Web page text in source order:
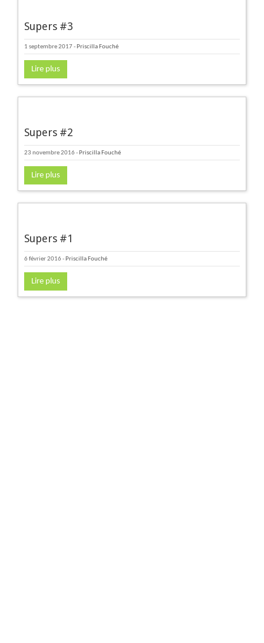
Supers #3
1 septembre 2017- Priscilla Fouché
Lire plus
Supers #2
23 novembre 2016 - Priscilla Fouché
Lire plus
Supers #1
6 février 2016 - Priscilla Fouché
Lire plus